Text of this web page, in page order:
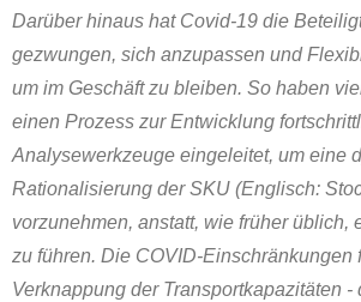
Darüber hinaus hat Covid-19 die
gezwungen, sich anzupassen und
um im Geschäft zu bleiben. So haben
einen Prozess zur Entwicklung
Analysewerkzeuge eingeleitet, um eine
Rationalisierung der SKU (Englisch:
vorzunehmen, anstatt, wie früher üblich,
zu führen. Die COVID-Einschränkungen
Verknappung der Transportkapazitäten -